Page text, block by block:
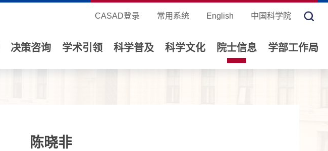
CASAD登录 常用系统 English 中国科学院
决策咨询 学术引领 科学普及 科学文化 院士信息 学部工作局
陈晓非